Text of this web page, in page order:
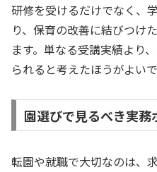
研修を受けるだけでなく、
り、保育の改善に結びつけ
ます。単なる受講実績より
られると考えたほうがよいで
園選びで見るべき実務
転園や就職で大切なのは、